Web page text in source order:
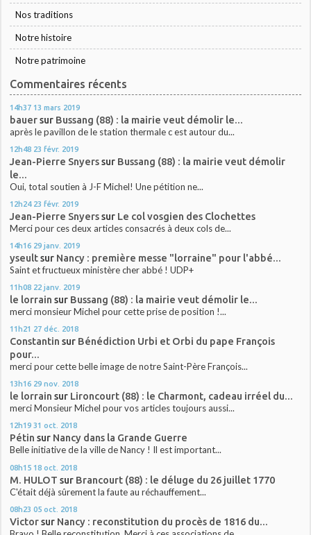
Nos traditions
Notre histoire
Notre patrimoine
Commentaires récents
14h37 13 mars 2019
bauersur Bussang (88) : la mairie veut démolir le...
après le pavillon de le station thermale c est autour du...
12h48 23 févr. 2019
Jean-Pierre Snyerssur Bussang (88) : la mairie veut démolir
le...
Oui, total soutien à J-F Michel! Une pétition ne...
12h24 23 févr. 2019
Jean-Pierre Snyerssur Le col vosgien des Clochettes
Merci pour ces deux articles consacrés à deux cols de...
14h16 29 janv. 2019
yseultsur Nancy : première messe "lorraine" pour l'abbé...
Saint et fructueux ministère cher abbé ! UDP+
11h08 22 janv. 2019
le lorrain sur Bussang (88) : la mairie veut démolir le...
merci monsieur Michel pour cette prise de position !...
11h21 27 déc. 2018
Constantin sur Bénédiction Urbi et Orbi du pape François
pour...
merci pour cette belle image de notre Saint-Père François...
13h16 29 nov. 2018
le lorrain sur Lironcourt (88) : le Charmont, cadeau irréel du...
merci Monsieur Michel pour vos articles toujours aussi...
12h19 31 oct. 2018
Pétin sur Nancy dans la Grande Guerre
Belle initiative de la ville de Nancy ! Il est important...
08h15 18 oct. 2018
M. HULOT sur Brancourt (88) : le déluge du 26 juillet 1770
C'était déjà sûrement la faute au réchauffement...
08h23 05 oct. 2018
Victorsur Nancy : reconstitution du procès de 1816 du...